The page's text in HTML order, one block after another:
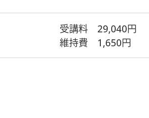
受講料 29,040円
維持費 1,650円